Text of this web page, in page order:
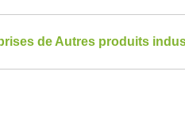
de Autres produits